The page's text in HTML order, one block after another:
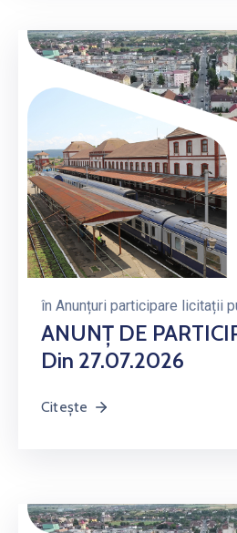
în Anunțuri participare licitații
ANUNŢ DE
Din 27.07.2026
Citește